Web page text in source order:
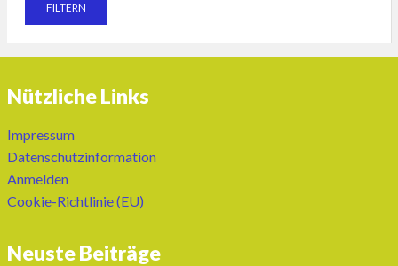
Nützliche Links
Impressum
Datenschutzinformation
Anmelden
Cookie-Richtlinie (EU)
Neuste Beiträge